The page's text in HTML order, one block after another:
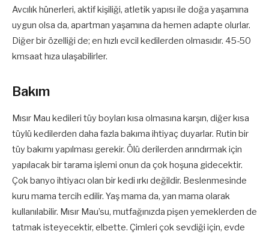
Avcılık hünerleri, aktif kişiliği, atletik yapısı ile doğa yaşamına
uygun olsa da, apartman yaşamına da hemen adapte olurlar.
Diğer bir özelliği de; en hızlı evcil kedilerden olmasıdır. 45-50
kmsaat hıza ulaşabilirler.
Bakım
Mısır Mau kedileri tüy boyları kısa olmasına karşın, diğer kısa
tüylü kedilerden daha fazla bakıma ihtiyaç duyarlar. Rutin bir
tüy bakımı yapılması gerekir. Ölü derilerden arındırmak için
yapılacak bir tarama işlemi onun da çok hoşuna gidecektir.
Çok banyo ihtiyacı olan bir kedi ırkı değildir. Beslenmesinde
kuru mama tercih edilir. Yaş mama da, yan mama olarak
kullanılabilir. Mısır Mau’su, mutfağınızda pişen yemeklerden de
tatmak isteyecektir, elbette. Çimleri çok sevdiği için, evde